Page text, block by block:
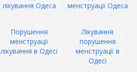
лікування Одеса
менструації Одеса
Порушення
менструації
лікування в Одесі
Лікування
порушення
менструації в
Одесі